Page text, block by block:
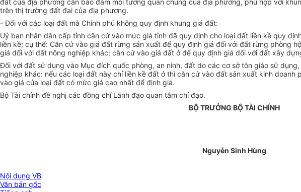
đất của địa phương cần bảo đảm mối tương quan chung của địa phương, phù hợp với
trên thị trường đất đai của địa phương.
- Đối với các loại đất mà Chính phủ không quy định khung giá đất:
Uỷ ban nhân dân cấp tỉnh căn cứ vào mức giá tỉnh đã quy định cho loại đất liền kề quy
liền kề; cụ thể: Căn cứ vào giá đất rừng sản xuất để quy định giá đối với đất rừng phòng
giá đối với đất nông nghiệp khác; căn cứ vào giá đất ở để quy định giá đối với đất xây
Đối với đất sử dụng vào Mục đích quốc phòng, an ninh, đất do các cơ sở tôn giáo sử
nghiệp khác: nếu các loại đất này chỉ liền kề đất ở thì căn cứ vào đất sản xuất kinh
vào giá của loại đất có mức giá cao nhất để định giá.
Bộ Tài chính đề nghị các đồng chí Lãnh đạo quan tâm chỉ đạo.
BỘ TRƯỞNG BỘ TÀI CHÍNH
Nguyễn Sinh Hùng
Nội dung VB
Văn bản gốc